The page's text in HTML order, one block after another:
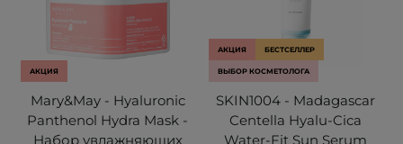
АКЦИЯ
Mary&May - Hyaluronic
Panthenol Hydra Mask -
Набор увлажняющих
АКЦИЯ БЕСТСЕЛЛЕР
ВЫБОР КОСМЕТОЛОГА
SKIN1004 - Madagascar
Centella Hyalu-Cica
Water-Fit Sun Serum